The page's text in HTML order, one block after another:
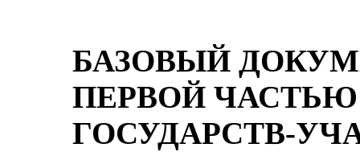
БАЗОВЫЙ
ПЕРВОЙ
ГОСУДАРСТВ-